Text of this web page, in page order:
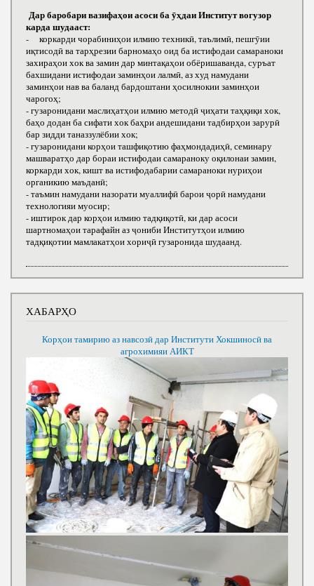
Дар баробари вазифаҳои асоси ба ӯҳдаи Институт вогузор
карда шудааст:
- коркарди чорабиниҳои илмию техникӣ, таълимӣ, пешгӯии
иқтисодӣ ва тарҳрезии барномаҳо оид ба истифодаи самараноки
захираҳои хок ва замин дар минтақаҳои обёришаванда, суръат
бахшидани истифодаи заминҳои лалмӣ, аз худ намудани
заминҳои нав ва баланд бардоштани ҳосилнокии заминҳои
чарогоҳ;
- гузаронидани маслиҳатҳои илмию методӣ ҷиҳати таҳқиқи хок,
баҳо додан ба сифати хок баҳри андешидани тадбирҳои зарурӣ
бар зидди таназзулёбии хок;
- гузаронидани корҳои ташфиқотию фаҳмондадиҳӣ, семинару
машваратҳо дар бораи истифодаи самараноку оқилонаи замин,
коркарди хок, кишт ва истифодабарии самараноки нуриҳои
органикию маъданӣ;
- таъмин намудани назорати муаллифӣ барои ҷорӣ намудани
технологияи муосир;
- иштирок дар корҳои илмию тадқиқотӣ, ки дар асоси
шартномаҳои тарафайн аз ҷониби Институтҳои илмию
тадқиқотии мамлакатҳои хориҷӣ гузаронида шудаанд.
ХАБАРҲО
Корҳои тамирию аз навсозӣ дар Институти Хокшиносӣ ва
агрохимияи АИКТ